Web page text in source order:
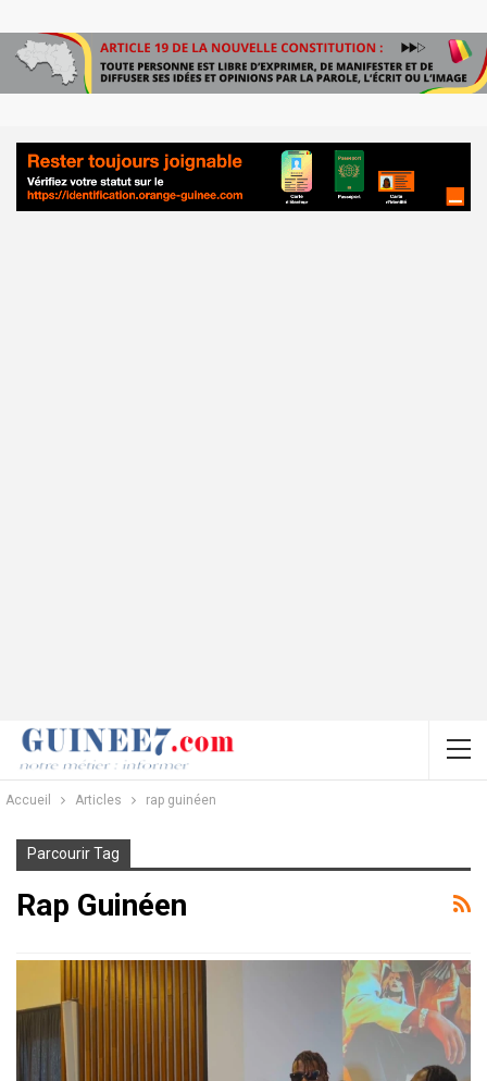
Accueil Articles rap guinéen
Parcourir Tag
Rap Guinéen